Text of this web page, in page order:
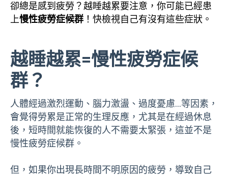
卻總是感到疲勞？越睡越累要注意，你可能已經患
上慢性疲勞症候群 ！快檢視自己有沒有這些症狀。
越睡越累=慢性疲勞症候
群？
人體經過激烈運動、腦力激盪、過度憂慮…等因素，
會覺得勞累是正常的生理反應，尤其是在經過休息
後，短時間就能恢復的人不需要太緊張，這並不是
慢性疲勞症候群。
但，如果你出現長時間不明原因的疲勞，導致自己